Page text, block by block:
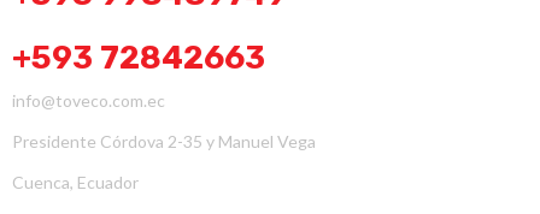
+593 72842663
info@toveco.com.ec
Presidente Córdova 2-35 y Manuel Vega
Cuenca, Ecuador